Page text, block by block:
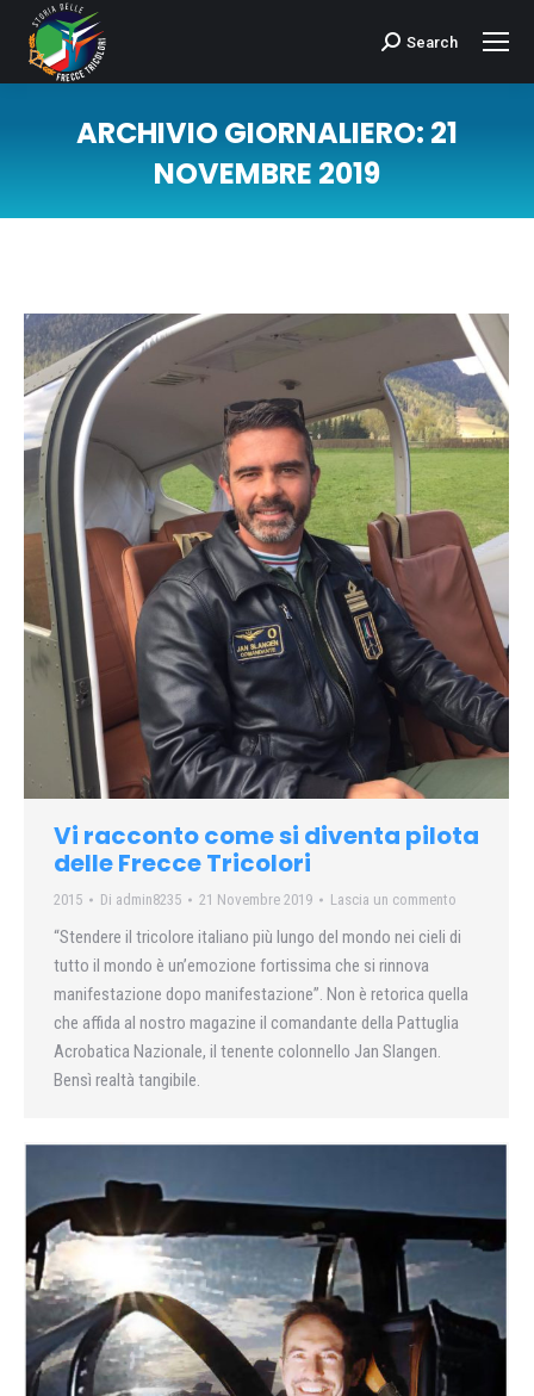
Cerca:Search
ARCHIVIO GIORNALIERO: 21
NOVEMBRE 2019
Vi racconto come si diventa pilota
delle Frecce Tricolori
2015 Di admin8235 21 Novembre 2019 Lascia un commento
“Stendere il tricolore italiano più lungo del mondo nei cieli di
tutto il mondo è un’emozione fortissima che si rinnova
manifestazione dopo manifestazione”. Non è retorica quella
che affida al nostro magazine il comandante della Pattuglia
Acrobatica Nazionale, il tenente colonnello Jan Slangen.
Bensì realtà tangibile.